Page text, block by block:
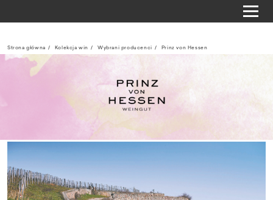
Strona główna Kolekcja win Wybrani producenci Prinz von Hessen